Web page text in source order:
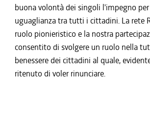
buona volontà dei singoli l'impegno
uguaglianza tra tutti i cittadini. La rete
ruolo pionieristico e la nostra
consentito di svolgere un ruolo nella
benessere dei cittadini al quale,
ritenuto di voler rinunciare.